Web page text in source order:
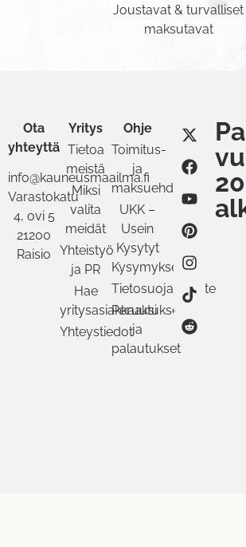
Joustavat & turvalliset
maksutavat
Ota
yhteyttä
info@kauneusmaailma.fi
Varastokatu
4, ovi 5
21200
Raisio
Yritys
Tietoa
meistä
Miksi
valita
meidät
Yhteistyö
ja PR
Hae
yritysasiakkaaksi
Yhteystiedot
Ohje
Toimitus-
ja
maksuehdot
UKK –
Usein
Kysytyt
Kysymykset
Tietosuojaseloste
Peruutukset
ja
palautukset